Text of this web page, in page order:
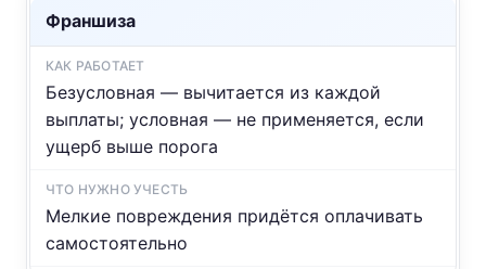
Франшиза
Безусловная — вычитается из каждой
выплаты; условная — не применяется, если
ущерб выше порога
Мелкие повреждения придётся оплачивать
самостоятельно